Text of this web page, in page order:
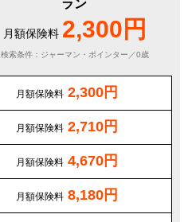
ラン
月額保険料 2,300円
検索条件：ジャーマン・ポインター／0歳
月額保険料 2,300円
月額保険料 2,710円
月額保険料 4,670円
月額保険料 8,180円